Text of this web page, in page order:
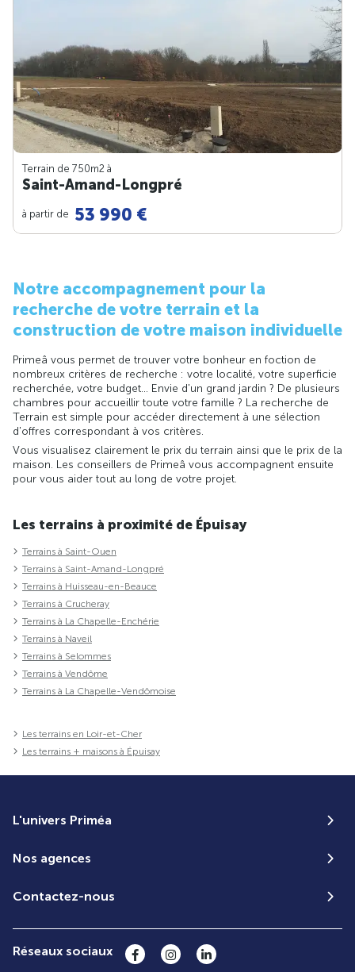
Terrain de 750m2 à
Saint-Amand-Longpré
à partir de 53 990 €
Notre accompagnement pour la
recherche de votre terrain et la
construction de votre maison individuelle
Primeâ vous permet de trouver votre bonheur en foction de
nombreux critères de recherche : votre localité, votre superficie
recherchée, votre budget... Envie d'un grand jardin ? De plusieurs
chambres pour accueillir toute votre famille ? La recherche de
Terrain est simple pour accéder directement à une sélection
d'offres correspondant à vos critères.
Vous visualisez clairement le prix du terrain ainsi que le prix de la
maison. Les conseillers de Primeâ vous accompagnent ensuite
pour vous aider tout au long de votre projet.
Les terrains à proximité de Épuisay
Terrains à Saint-Ouen
Terrains à Saint-Amand-Longpré
Terrains à Huisseau-en-Beauce
Terrains à Crucheray
Terrains à La Chapelle-Enchérie
Terrains à Naveil
Terrains à Selommes
Terrains à Vendôme
Terrains à La Chapelle-Vendômoise
Les terrains en Loir-et-Cher
Les terrains + maisons à Épuisay
L'univers Priméa
Nos agences
Contactez-nous
Réseaux sociaux